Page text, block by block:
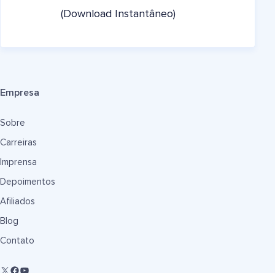
(Download Instantâneo)
Empresa
Sobre
Carreiras
Imprensa
Depoimentos
Afiliados
Blog
Contato